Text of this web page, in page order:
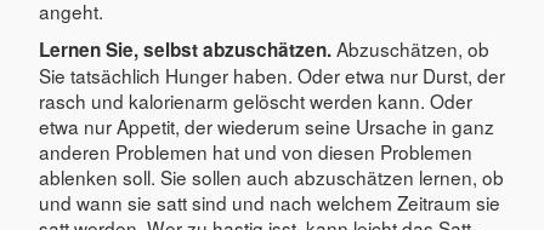
angeht.
Lernen Sie, selbst abzuschätzen.Abzuschätzen, ob
Sie tatsächlich Hunger haben. Oder etwa nur Durst, der
rasch und kalorienarm gelöscht werden kann. Oder
etwa nur Appetit, der wiederum seine Ursache in ganz
anderen Problemen hat und von diesen Problemen
ablenken soll. Sie sollen auch abzuschätzen lernen, ob
und wann sie satt sind und nach welchem Zeitraum sie